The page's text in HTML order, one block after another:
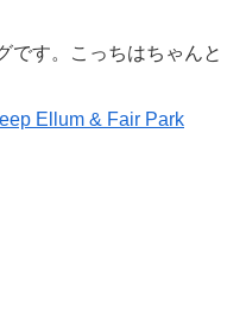
です。こっちはちゃんと
Ellum & Fair Park